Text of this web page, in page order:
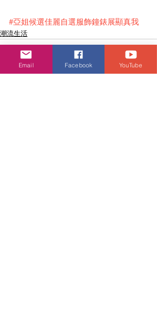
#亞姐候選佳麗自選服飾鐘錶展顯真我
潮流生活
Email Facebook YouTube